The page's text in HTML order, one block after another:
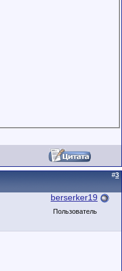
#3
berserker19
Пользователь